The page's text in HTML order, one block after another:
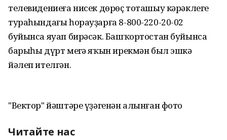
телевидениеға нисек дөрөҫ тоташыу кәрәклеге
тураһындағы һорауҙарға 8-800-220-20-02
буйынса яуап бирәсәк. Башҡортостан буйынса
барыһы дүрт меңгә яҡын ирекмән был эшкә
йәлеп ителгән.
"Вектор" йәштәре үҙәгенән алынған фото
Читайте нас